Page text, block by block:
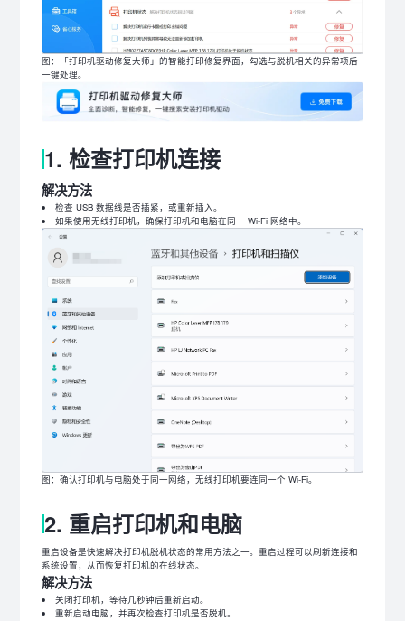
图：「打印机驱动修复大师」的智能打印修复界面，勾选与脱机相关的异常项后
一键处理。
1. 检查打印机连接
解决方法
检查 USB 数据线是否插紧，或重新插入。
如果使用无线打印机，确保打印机和电脑在同一 Wi-Fi 网络中。
图：确认打印机与电脑处于同一网络，无线打印机要连同一个 Wi-Fi。
2. 重启打印机和电脑
重启设备是快速解决打印机脱机状态的常用方法之一。重启过程可以刷新连接和
系统设置，从而恢复打印机的在线状态。
解决方法
关闭打印机，等待几秒钟后重新启动。
重新启动电脑，并再次检查打印机是否脱机。